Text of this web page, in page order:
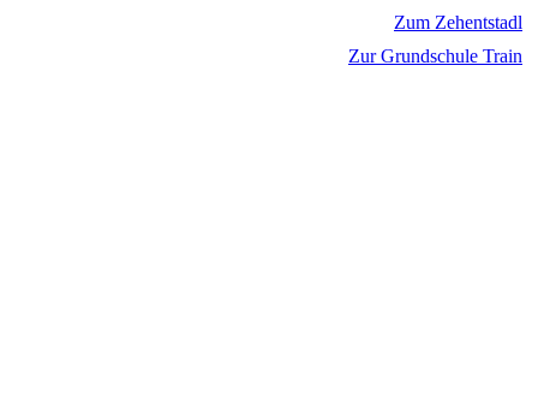
Zum Zehentstadl
Zur Grundschule Train